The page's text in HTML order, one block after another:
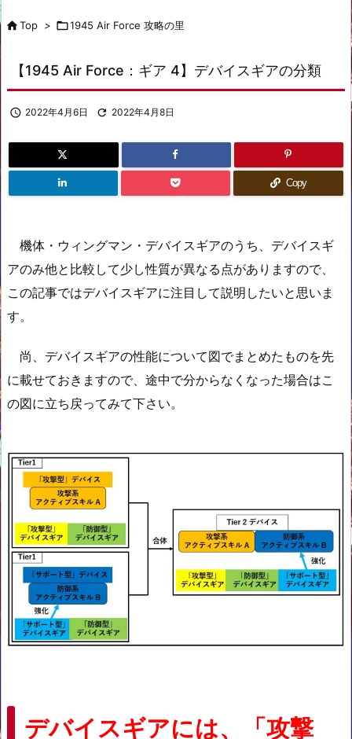
Top > 1945 Air Force 攻略の里
【1945 Air Force：ギア 4】デバイスギアの分類
 2022年4月6日  2022年4月8日
Copy
機体・ウィングマン・デバイスギアのうち、デバイスギ
アのみ他と比較して少し性質が異なる点がありますので、
この記事ではデバイスギアに注目して説明したいと思いま
す。
尚、デバイスギアの性能について図でまとめたものを先
に載せておきますので、途中で分からなくなった場合はこ
の図に立ち戻ってみて下さい。
デバイスギアには、「攻撃